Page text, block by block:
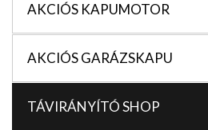
AKCIÓS KAPUMOTOR
AKCIÓS GARÁZSKAPU
TÁVIRÁNYÍTÓ SHOP